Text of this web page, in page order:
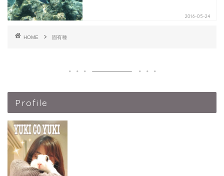
2016-05-24
HOME 固有種
Profile